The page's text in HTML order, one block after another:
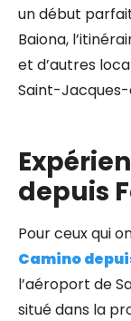
un début
Baiona,
et d’autres
Saint-
depuis
Pour ceux qui
Camino
l’aéroport de
situé dans la